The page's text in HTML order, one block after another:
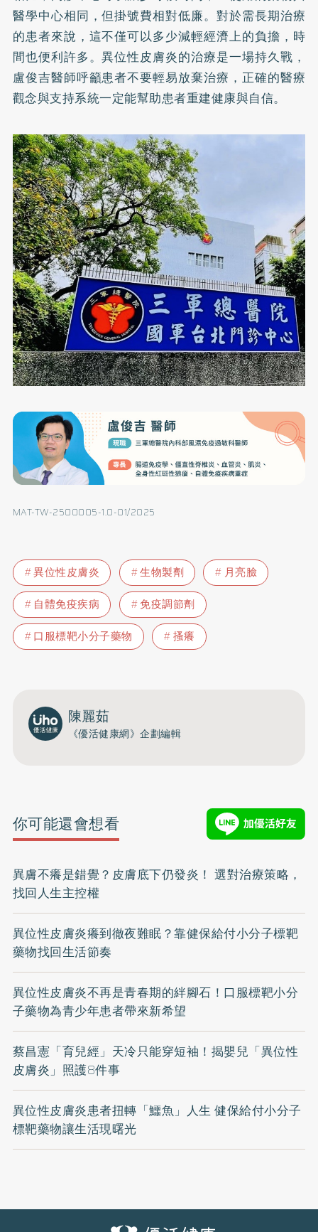
醫學中心相同，但掛號費相對低廉。對於需長期治療
的患者來說，這不僅可以多少減輕經濟上的負擔，時
間也便利許多。異位性皮膚炎的治療是一場持久戰，
盧俊吉醫師呼籲患者不要輕易放棄治療，正確的醫療
觀念與支持系統一定能幫助患者重建健康與自信。
MAT-TW-2500005-1.0-01/2025
異位性皮膚炎 生物製劑
月亮臉
自體免疫疾病
免疫調節劑
口服標靶小分子藥物
搔癢
陳麗茹
《優活健康網》企劃編輯
你可能還會想看
異膚不癢是錯覺？皮膚底下仍發炎！ 選對治療策略，
找回人生主控權
異位性皮膚炎癢到徹夜難眠？靠健保給付小分子標靶
藥物找回生活節奏
異位性皮膚炎不再是青春期的絆腳石！口服標靶小分
子藥物為青少年患者帶來新希望
蔡昌憲「育兒經」天冷只能穿短袖！揭嬰兒「異位性
皮膚炎」照護8件事
異位性皮膚炎患者扭轉「鱷魚」人生 健保給付小分子
標靶藥物讓生活現曙光